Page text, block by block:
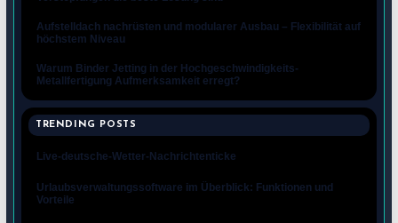
Aufstelldach nachrüsten und modularer Ausbau – Flexibilität auf
höchstem Niveau
Warum Binder Jetting in der Hochgeschwindigkeits-
Metallfertigung Aufmerksamkeit erregt?
TRENDING POSTS
Live-deutsche-Wetter-Nachrichtenticke
Urlaubsverwaltungssoftware im Überblick: Funktionen und
Vorteile